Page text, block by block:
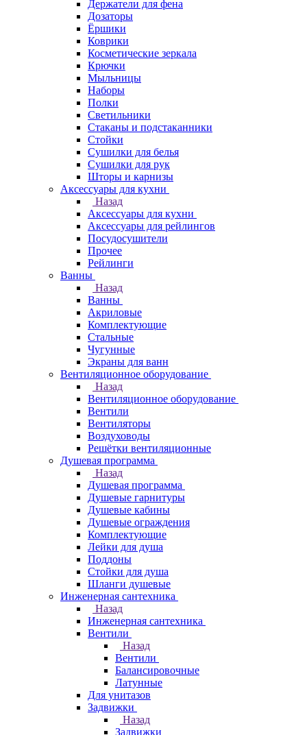
Держатели для фена
Дозаторы
Ёршики
Коврики
Косметические зеркала
Крючки
Мыльницы
Наборы
Полки
Светильники
Стаканы и подстаканники
Стойки
Сушилки для белья
Сушилки для рук
Шторы и карнизы
Аксессуары для кухни
Назад
Аксессуары для кухни
Аксессуары для рейлингов
Посудосушители
Прочее
Рейлинги
Ванны
Назад
Ванны
Акриловые
Комплектующие
Стальные
Чугунные
Экраны для ванн
Вентиляционное оборудование
Назад
Вентиляционное оборудование
Вентили
Вентиляторы
Воздуховоды
Решётки вентиляционные
Душевая программа
Назад
Душевая программа
Душевые гарнитуры
Душевые кабины
Душевые ограждения
Комплектующие
Лейки для душа
Поддоны
Стойки для душа
Шланги душевые
Инженерная сантехника
Назад
Инженерная сантехника
Вентили
Назад
Вентили
Балансировочные
Латунные
Для унитазов
Задвижки
Назад
Задвижки